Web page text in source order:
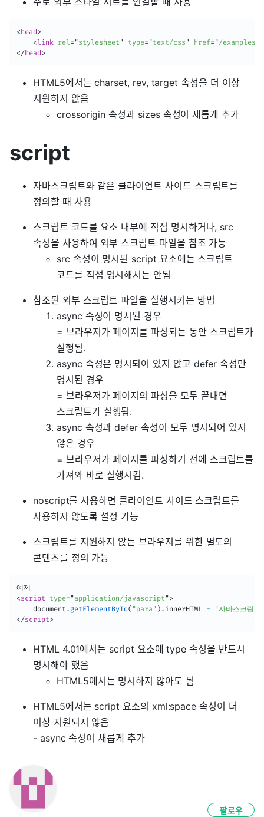
< head >
<link rel= "stylesheet " type= "text/css " href= "/examples/
</head >
HTML5에서는 charset, rev, target 속성을 더 이상
지원하지 않음
crossorigin 속성과 sizes 속성이 새롭게 추가
script
자바스크립트와 같은 클라이언트 사이드 스크립트를
정의할 때 사용
스크립트 코드를 요소 내부에 직접 명시하거나, src
속성을 사용하여 외부 스크립트 파일을 참조 가능
src 속성이 명시된 script 요소에는 스크립트
코드를 직접 명시해서는 안됨
참조된 외부 스크립트 파일을 실행시키는 방법
async 속성이 명시된 경우
= 브라우저가 페이지를 파싱되는 동안 스크립트가
실행됨.
async 속성은 명시되어 있지 않고 defer 속성만
명시된 경우
= 브라우저가 페이지의 파싱을 모두 끝내면
스크립트가 실행됨.
async 속성과 defer 속성이 모두 명시되어 있지
않은 경우
= 브라우저가 페이지를 파싱하기 전에 스크립트를
가져와 바로 실행시킴.
noscript를 사용하면 클라이언트 사이드 스크립트를
사용하지 않도록 설정 가능
스크립트를 지원하지 않는 브라우저를 위한 별도의
콘텐츠를 정의 가능
<script type= "application/javascript ">
    document
. getElementById ( "para" ) . innerHTML =
"자바스크립
</script>
HTML 4.01에서는 script 요소에 type 속성을 반드시
명시해야 했음
HTML5에서는 명시하지 않아도 됨
HTML5에서는 script 요소의 xml:space 속성이 더
이상 지원되지 않음
- async 속성이 새롭게 추가
팔로우